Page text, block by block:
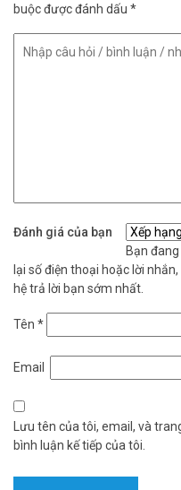
buộc được đánh dấu *
Đánh giá của bạn
Bạn
lại số điện thoại hoặc lời
hệ trả lời bạn sớm nhất.
Tên *
Email
Lưu tên của tôi, email, và
bình luận kế tiếp của tôi.